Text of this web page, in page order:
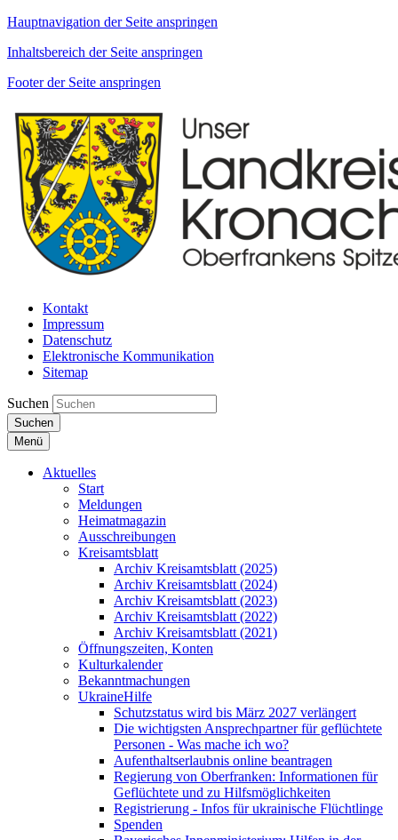
Hauptnavigation der Seite anspringen
Inhaltsbereich der Seite anspringen
Footer der Seite anspringen
Kontakt
Impressum
Datenschutz
Elektronische Kommunikation
Sitemap
Suchen
Suchen
Menü
Aktuelles
Start
Meldungen
Heimatmagazin
Ausschreibungen
Kreisamtsblatt
Archiv Kreisamtsblatt (2025)
Archiv Kreisamtsblatt (2024)
Archiv Kreisamtsblatt (2023)
Archiv Kreisamtsblatt (2022)
Archiv Kreisamtsblatt (2021)
Öffnungszeiten, Konten
Kulturkalender
Bekanntmachungen
UkraineHilfe
Schutzstatus wird bis März 2027 verlängert
Die wichtigsten Ansprechpartner für geflüchtete
Personen - Was mache ich wo?
Aufenthaltserlaubnis online beantragen
Regierung von Oberfranken: Informationen für
Geflüchtete und zu Hilfsmöglichkeiten
Registrierung - Infos für ukrainische Flüchtlinge
Spenden